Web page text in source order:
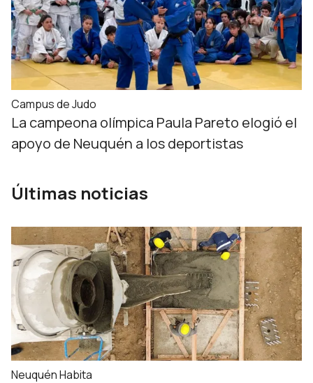
Campus de Judo
La campeona olímpica Paula Pareto elogió el
apoyo de Neuquén a los deportistas
Últimas noticias
Neuquén Habita